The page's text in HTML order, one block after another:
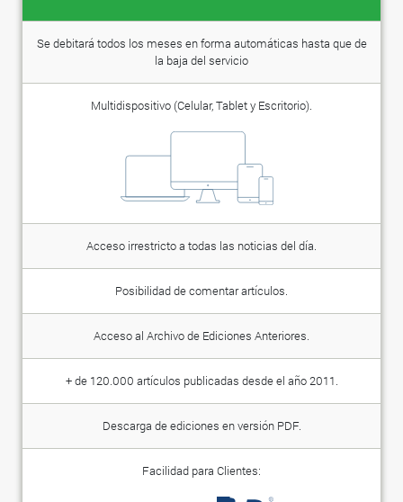
Se debitará todos los meses en forma automáticas hasta que de
la baja del servicio
Multidispositivo (Celular, Tablet y Escritorio).
Acceso irrestricto a todas las noticias del día.
Posibilidad de comentar artículos.
Acceso al Archivo de Ediciones Anteriores.
+ de 120.000 artículos publicadas desde el año 2011.
Descarga de ediciones en versión PDF.
Facilidad para Clientes: